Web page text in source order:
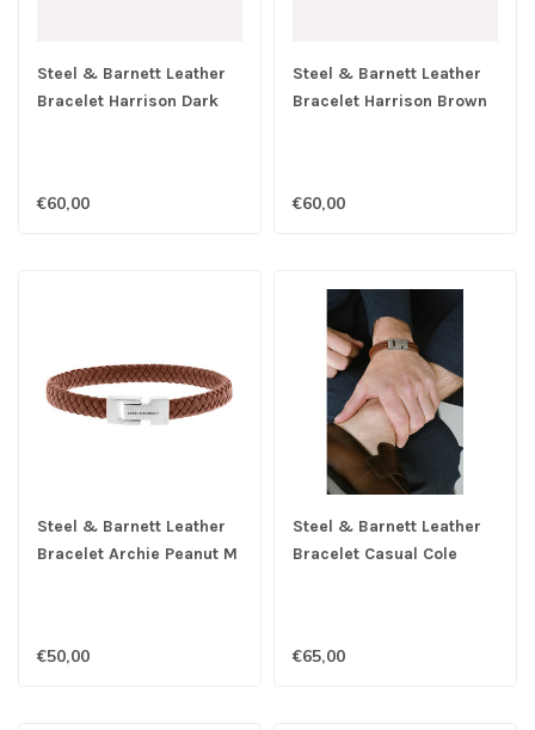
Steel & Barnett Leather
Bracelet Harrison Dark
€60,00
Steel & Barnett Leather
Bracelet Harrison Brown
€60,00
Steel & Barnett Leather
Bracelet Archie Peanut M
€50,00
Steel & Barnett Leather
Bracelet Casual Cole
€65,00